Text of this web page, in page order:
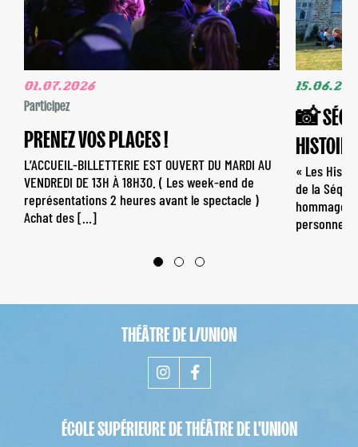
01.07.2026
Participez
PRENEZ VOS PLACES !
L’ACCUEIL-BILLETTERIE EST OUVERT DU MARDI AU
VENDREDI DE 13H À 18H30. ( Les week-end de
représentations 2 heures avant le spectacle )
Achat des […]
📸
« Les
de la
hommage
personnes
THÉÂTRE DE L/UNION
ÉCOLE SUPÉRIEURE DE THÉÂTRE DE L'UNION